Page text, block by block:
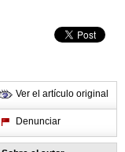
Ver el artículo original
Denunciar